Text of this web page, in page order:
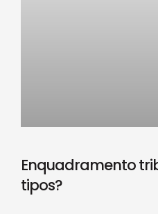
Enquadramento
tipos?